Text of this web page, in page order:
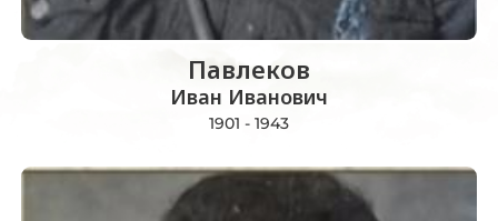
Павлеков
Иван Иванович
1901 - 1943